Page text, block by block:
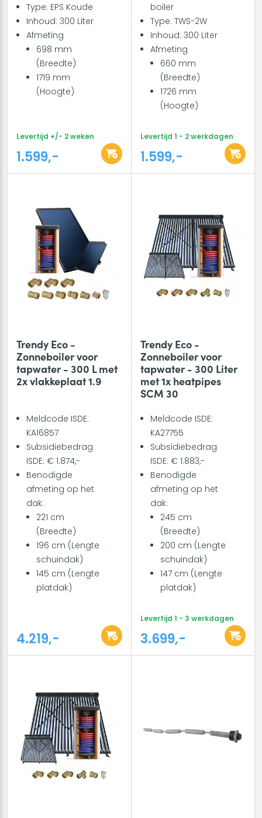
Type: EPS Koude
Inhoud: 300 Liter
Afmeting
698 mm
(Breedte)
1719 mm
(Hoogte)
Levertijd +/- 2 weken
1.599,-
boiler
Type: TWS-2W
Inhoud: 300 Liter
Afmeting
660 mm
(Breedte)
1726 mm
(Hoogte)
Levertijd 1 - 2 werkdagen
1.599,-
Trendy Eco -
Zonneboiler voor
tapwater - 300 L met
2x vlakkeplaat 1.9
Meldcode ISDE:
KA16857
Subsidiebedrag
ISDE: € 1.874,-
Benodigde
afmeting op het
dak:
221 cm
(Breedte)
196 cm (Lengte
schuindak)
145 cm (Lengte
platdak)
4.219,-
Trendy Eco -
Zonneboiler voor
tapwater - 300 Liter
met 1x heatpipes
SCM 30
Meldcode ISDE:
KA27755
Subsidiebedrag
ISDE: € 1.883,-
Benodigde
afmeting op het
dak:
245 cm
(Breedte)
200 cm (Lengte
schuindak)
147 cm (Lengte
platdak)
Levertijd 1 - 3 werkdagen
3.699,-